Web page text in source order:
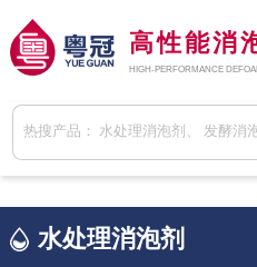
高性能消
HIGH-PERFORMANCE
水处理消泡剂